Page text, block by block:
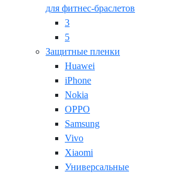
для фитнес-браслетов
3
5
Защитные пленки
Huawei
iPhone
Nokia
OPPO
Samsung
Vivo
Xiaomi
Универсальные